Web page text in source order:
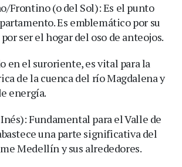
Frontino (o del Sol): Es el punto
Es emblemático por su
ser el hogar del oso de anteojos.
en el suroriente, es vital para la
de la cuenca del río Magdalena y
energía.
Fundamental para el Valle de
una parte significativa del
Medellín y sus alrededores.